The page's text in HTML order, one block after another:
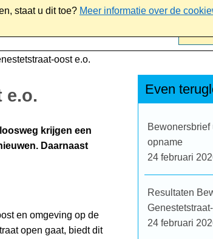
staat u dit toe? Meer informatie over de
oost e.o.
e.o.
krijgen een
Daarnaast
en omgeving op de
open gaat, biedt dit
Even
opname
24 februari
Resultaten
24 februari